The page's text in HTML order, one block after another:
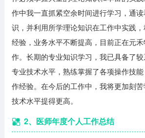
作中我一直抓紧空余时间进行学习，通
识，并利用所学理论知识在工作中实践
经验，业务水平不断提高，目前正在元
作。长期的专业知识学习，我已具备了
专业技术水平，熟练掌握了各项操作技
作经验。在今后的工作中，我将更加刻
技术水平提得更高。
2、医师年度个人工作总结